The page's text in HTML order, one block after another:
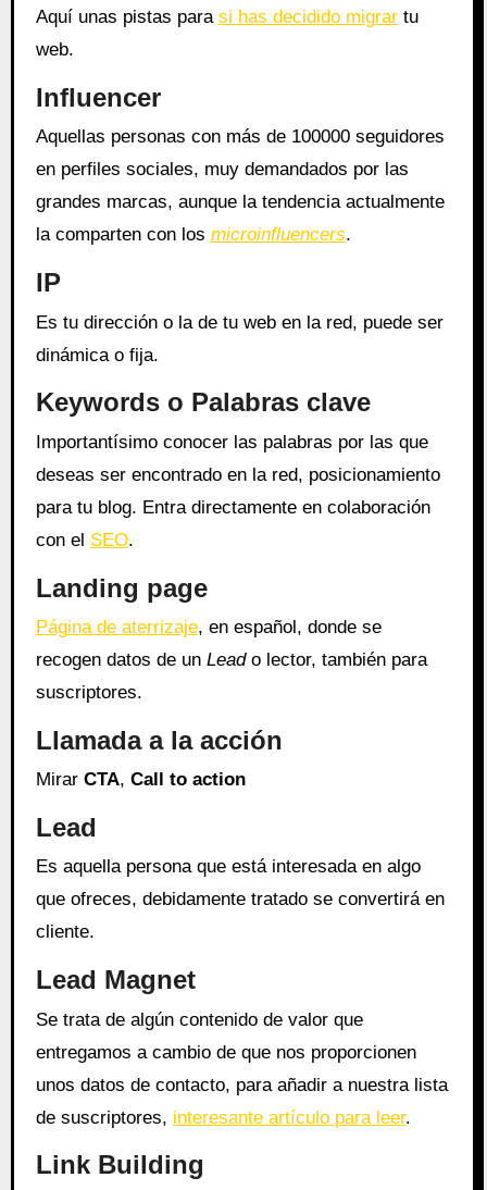
Aquí unas pistas para si has decidido migrartu
web.
Influencer
Aquellas personas con más de 100000 seguidores
en perfiles sociales, muy demandados por las
grandes marcas, aunque la tendencia actualmente
la comparten con los microinfluencers.
IP
Es tu dirección o la de tu web en la red, puede ser
dinámica o fija.
Keywords o Palabras clave
Importantísimo conocer las palabras por las que
deseas ser encontrado en la red, posicionamiento
para tu blog. Entra directamente en colaboración
con el SEO.
Landing page
Página de aterrizaje, en español, donde se
recogen datos de un Leado lector, también para
suscriptores.
Llamada a la acción
Mirar CTA, Call to action
Lead
Es aquella persona que está interesada en algo
que ofreces, debidamente tratado se convertirá en
cliente.
Lead Magnet
Se trata de algún contenido de valor que
entregamos a cambio de que nos proporcionen
unos datos de contacto, para añadir a nuestra lista
de suscriptores, interesante artículo para leer.
Link Building